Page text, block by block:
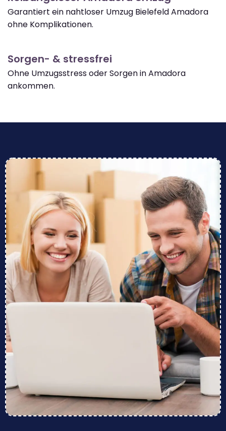
Garantiert ein nahtloser Umzug Bielefeld Amadora
ohne Komplikationen.
Sorgen- & stressfrei
Ohne Umzugsstress oder Sorgen in Amadora
ankommen.